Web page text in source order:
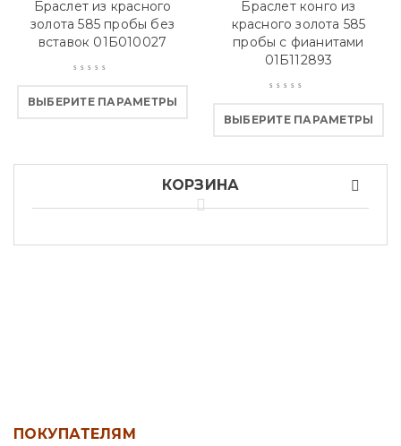
Браслет из красного
золота 585 пробы без
вставок 01Б010027
ВЫБЕРИТЕ ПАРАМЕТРЫ
Браслет конго из
красного золота 585
пробы с фианитами
01Б112893
ВЫБЕРИТЕ ПАРАМЕТРЫ
КОРЗИНА
ПОКУПАТЕЛЯМ